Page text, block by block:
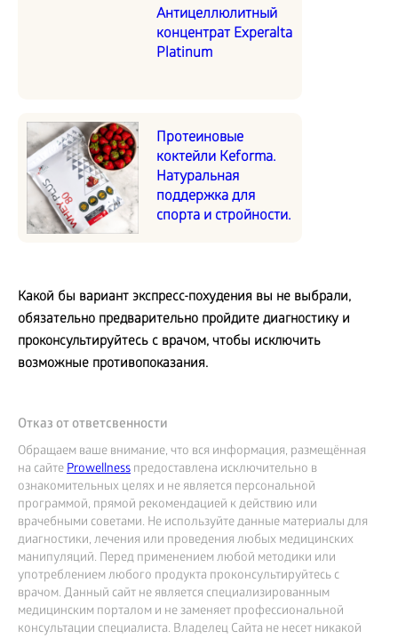
Антицеллюлитный
концентрат Experalta
Platinum
Протеиновые
коктейли Keforma.
Натуральная
поддержка для
спорта и стройности.
Какой бы вариант экспресс-похудения вы не выбрали,
обязательно предварительно пройдите диагностику и
проконсультируйтесь с врачом, чтобы исключить
возможные противопоказания.
Отказ от ответсвенности
Обращаем ваше внимание, что вся информация, размещённая
на сайтеProwellness предоставлена исключительно в
ознакомительных целях и не является персональной
программой, прямой рекомендацией к действию или
врачебными советами. Не используйте данные материалы для
диагностики, лечения или проведения любых медицинских
манипуляций. Перед применением любой методики или
употреблением любого продукта проконсультируйтесь с
врачом. Данный сайт не является специализированным
медицинским порталом и не заменяет профессиональной
консультации специалиста. Владелец Сайта не несет никакой